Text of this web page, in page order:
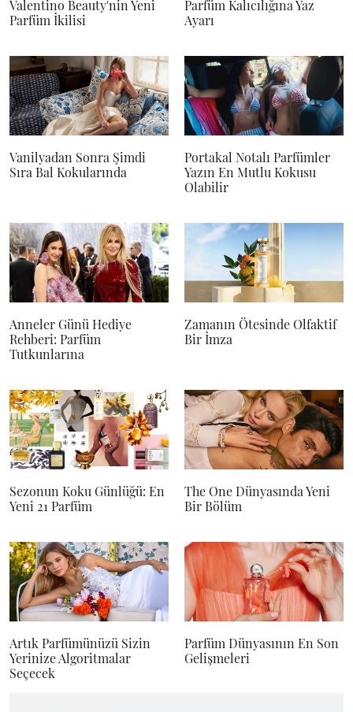
Valentino Beauty'nin Yeni
Parfüm İkilisi
Parfüm Kalıcılığına Yaz
Ayarı
Vanilyadan Sonra Şimdi
Sıra Bal Kokularında
Portakal Notalı Parfümler
Yazın En Mutlu Kokusu
Olabilir
Anneler Günü Hediye
Rehberi: Parfüm
Tutkunlarına
Zamanın Ötesinde Olfaktif
Bir İmza
Sezonun Koku Günlüğü: En
Yeni 21 Parfüm
The One Dünyasında Yeni
Bir Bölüm
Artık Parfümünüzü Sizin
Yerinize Algoritmalar
Seçecek
Parfüm Dünyasının En Son
Gelişmeleri